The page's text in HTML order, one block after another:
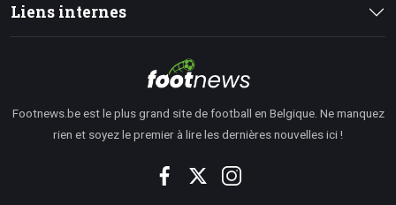
Liens internes
Footnews.be est le plus grand site de football en Belgique. Ne manquez
rien et soyez le premier à lire les dernières nouvelles ici !